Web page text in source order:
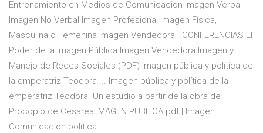
Entrenamiento en Medios de Comunicación Imagen Verbal
Imagen No Verbal Imagen Profesional Imagen Física,
Masculina o Femenina Imagen Vendedora . CONFERENCIAS El
Poder de la Imagen Pública Imagen Vendedora Imagen y
Manejo de Redes Sociales (PDF) Imagen pública y política de
la emperatriz Teodora ... Imagen pública y política de la
emperatriz Teodora. Un estudio a partir de la obra de
Procopio de Cesarea IMAGEN PUBLICA.pdf | Imagen |
Comunicación política